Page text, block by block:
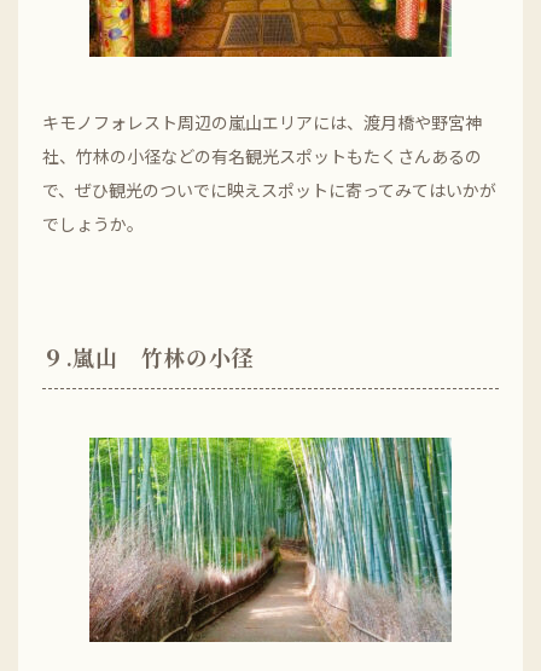
キモノフォレスト周辺の嵐山エリアには、渡月橋や野宮神
社、竹林の小径などの有名観光スポットもたくさんあるの
で、ぜひ観光のついでに映えスポットに寄ってみてはいかが
でしょうか。
９.嵐山 竹林の小径